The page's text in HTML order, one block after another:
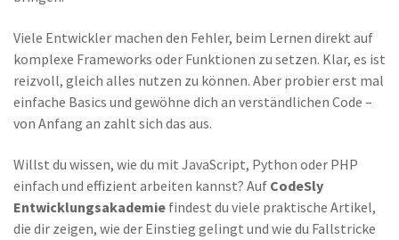
Viele Entwickler machen den Fehler, beim Lernen direkt auf
komplexe Frameworks oder Funktionen zu setzen. Klar, es ist
reizvoll, gleich alles nutzen zu können. Aber probier erst mal
einfache Basics und gewöhne dich an verständlichen Code –
von Anfang an zahlt sich das aus.
Willst du wissen, wie du mit JavaScript, Python oder PHP
einfach und effizient arbeiten kannst? Auf CodeSly
Entwicklungsakademie findest du viele praktische Artikel,
die dir zeigen, wie der Einstieg gelingt und wie du Fallstricke